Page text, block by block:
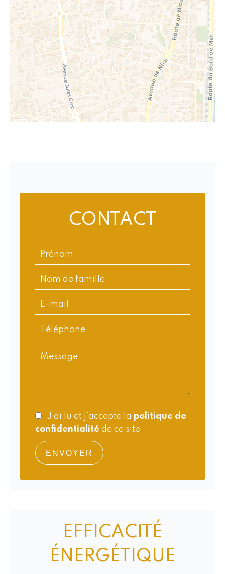
CONTACT
J’ai lu et j'accepte la politique de
confidentialité de ce site
ENVOYER
EFFICACITÉ
ÉNERGÉTIQUE